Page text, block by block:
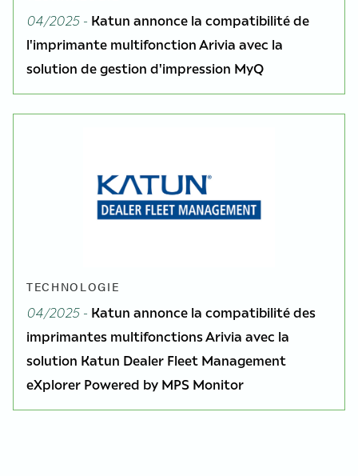
04/2025 - Katun annonce la compatibilité de
l'imprimante multifonction Arivia avec la
solution de gestion d'impression MyQ
TECHNOLOGIE
04/2025 - Katun annonce la compatibilité des
imprimantes multifonctions Arivia avec la
solution Katun Dealer Fleet Management
eXplorer Powered by MPS Monitor